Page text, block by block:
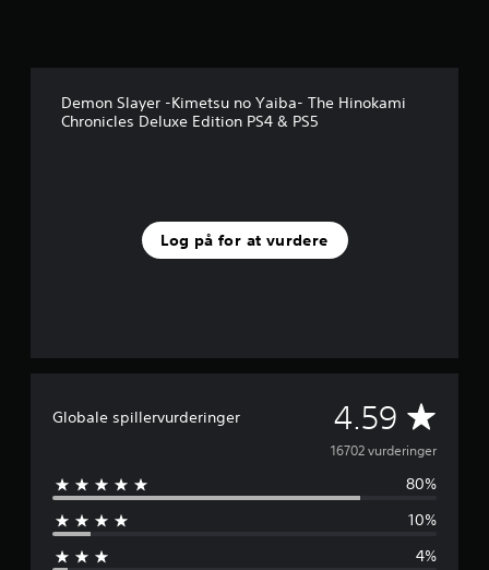
Demon Slayer -Kimetsu no Yaiba- The Hinokami
Chronicles Deluxe Edition PS4 & PS5
Log på for at vurdere
Globale spillervurderinger 4.59 G
e
n
n
16702 vurderinger
80%
10%
4%